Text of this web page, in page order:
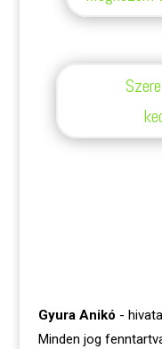
Gyura Anikó -
Minden jog